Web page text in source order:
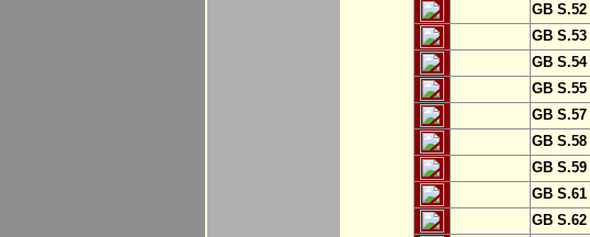
GB S.52
GB S.53
GB S.54
GB S.55
GB S.57
GB S.58
GB S.59
GB S.61
GB S.62